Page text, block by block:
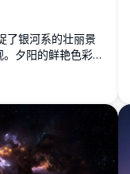
了银河系的壮丽景
夕阳的鲜艳色彩融